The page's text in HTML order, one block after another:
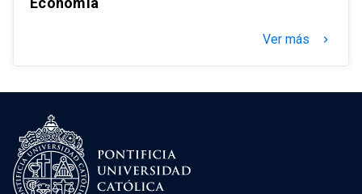
Ver más keyboard_arrow_right